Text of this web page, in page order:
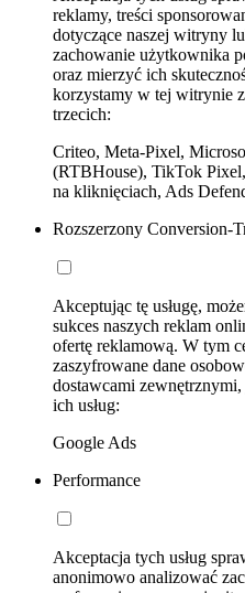
reklamy, treści
dotyczące naszej witryny
zachowanie użytkownika
oraz mierzyć ich
korzystamy w tej witrynie z
trzecich:
Criteo, Meta-Pixel,
(RTBHouse), TikTok
na kliknięciach, Ads
Rozszerzony Conversion-
Akceptując tę usługę,
sukces naszych reklam
ofertę reklamową. W tym
zaszyfrowane dane
dostawcami
ich usług:
Google Ads
Performance
Akceptacja tych usług
anonimowo analizować